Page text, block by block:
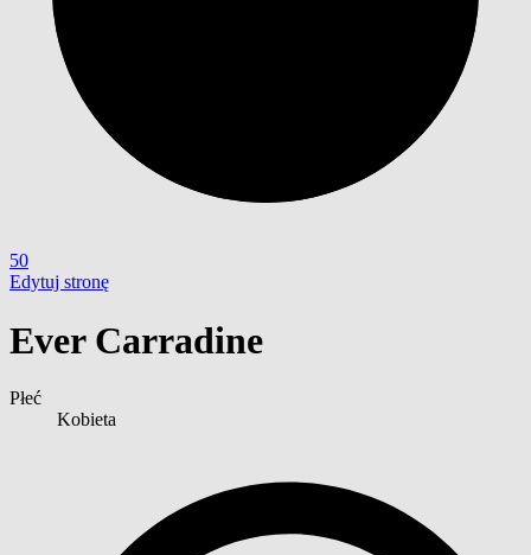
50
Edytuj stronę
Ever Carradine
Płeć
Kobieta